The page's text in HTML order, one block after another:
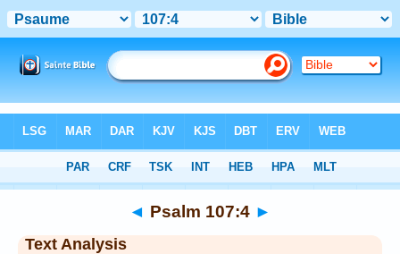
> Psalm 107:4
◄ Psalm 107:4 ►
Text Analysis